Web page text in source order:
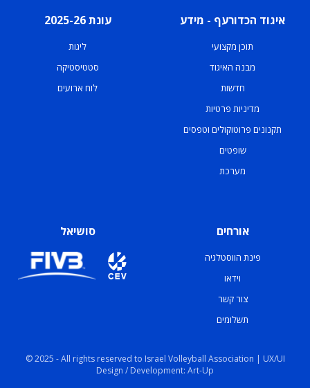
איגוד הכדורעף - מידע
תוכן מקצועי
מבנה האיגוד
חדשות
מדיניות פרטיות
תקנונים פרוטוקולים וטפסים
שופטים
מערכת
עונת 2025-26
ליגות
סטטיסטיקה
לוח ארועים
אורחים
פינת הווסטלגיה
וידאו
צור קשר
תשלומים
סושיאל
© 2025 - All rights reserved to Israel Volleyball Association | UX/UI
Design / Development: Art-Up